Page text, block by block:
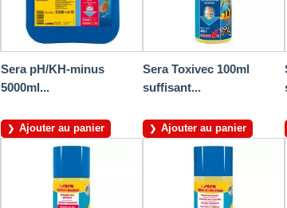
Sera pH/KH-minus
5000ml...
Ajouter au panier
Sera Toxivec 100ml
suffisant...
Ajouter au panier